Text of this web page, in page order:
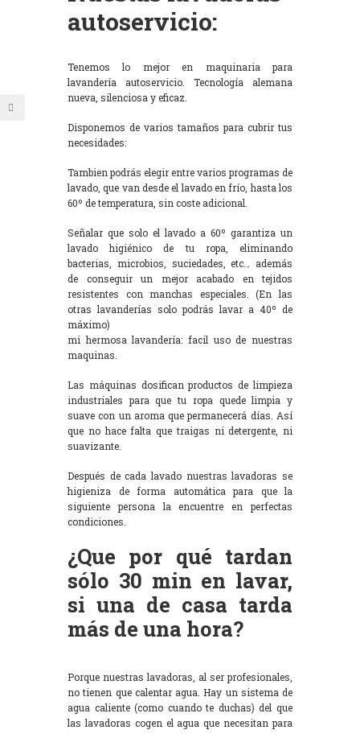
autoservicio:
Tenemos lo mejor en maquinaria para
lavandería autoservicio. Tecnología alemana
nueva, silenciosa y eficaz.
Disponemos de varios tamaños para cubrir tus
necesidades:
Tambien podrás elegir entre varios programas de
lavado, que van desde el lavado en frío, hasta los
60º de temperatura, sin coste adicional.
Señalar que solo el lavado a 60º garantiza un
lavado higiénico de tu ropa, eliminando
bacterias, microbios, suciedades, etc… además
de conseguir un mejor acabado en tejidos
resistentes con manchas especiales. (En las
otras lavanderías solo podrás lavar a 40º de
máximo)
mi hermosa lavandería: facil uso de nuestras
maquinas.
Las máquinas dosifican productos de limpieza
industriales para que tu ropa quede limpia y
suave con un aroma que permanecerá días. Así
que no hace falta que traigas ni detergente, ni
suavizante.
Después de cada lavado nuestras lavadoras se
higieniza de forma automática para que la
siguiente persona la encuentre en perfectas
condiciones.
¿Que por qué tardan
sólo 30 min en lavar,
si una de casa tarda
más de una hora?
Porque nuestras lavadoras, al ser profesionales,
no tienen que calentar agua. Hay un sistema de
agua caliente (como cuando te duchas) del que
las lavadoras cogen el agua que necesitan para